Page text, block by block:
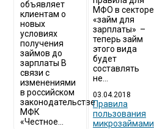
объявляет
клиентам о
новых
условиях
получения
займов до
зарплаты В
связи с
изменениями
в российском
законодательстве
МФК
«Честное...
МФО в секторе
«займ для
зарплаты» –
теперь займ
этого вида
будет
составлять
не...
03.04.2018
​Правила
пользования
микрозаймами